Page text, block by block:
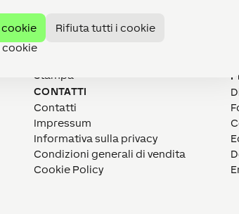
Rifiuta tutti i cookie
cookie
CHI SIAMO
Missione
Carriera
Stampa
CONTATTI
Contatti
Impressum
Informativa sulla privacy
Condizioni generali di vendita
Cookie Policy